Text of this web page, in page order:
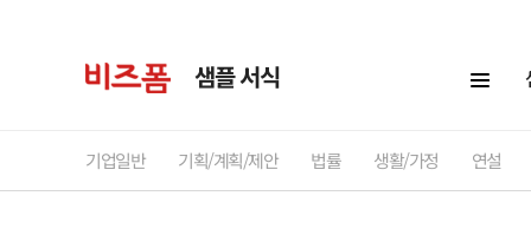
샘플 서식
기업일반 기획/계획/제안 법률 생활/가정 연설